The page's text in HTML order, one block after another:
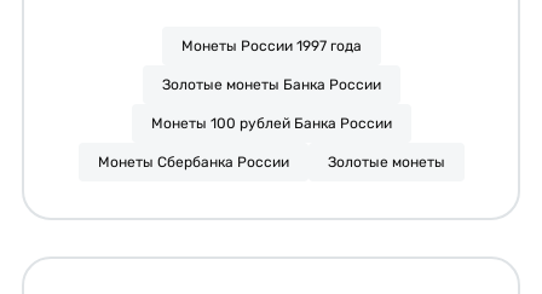
Монеты России 1997 года
Золотые монеты Банка России
Монеты 100 рублей Банка России
Монеты Сбербанка России Золотые монеты